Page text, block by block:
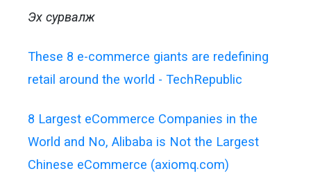
Эх сурвалж
These 8 e-commerce giants are redefining
retail around the world - TechRepublic
8 Largest eCommerce Companies in the
World and No, Alibaba is Not the Largest
Chinese eCommerce (axiomq.com)